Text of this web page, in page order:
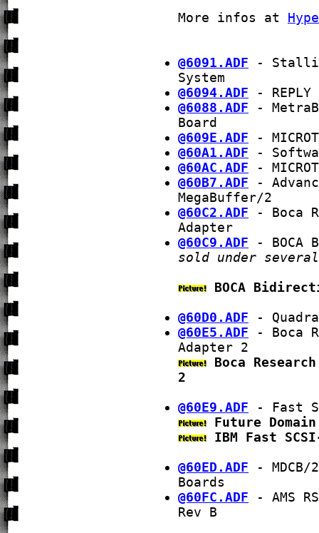
More infos at
@6091.ADF -
System
@6094.ADF -
@6088.ADF -
Board
@609E.ADF -
@60A1.ADF -
@60AC.ADF -
@60B7.ADF -
MegaBuffer/2
@60C2.ADF - Boca
Adapter
@60C9.ADF -
sold under
BOCA
@60D0.ADF -
@60E5.ADF - Boca
Adapter 2
Boca
2
@60E9.ADF - Fast
Future
IBM Fast
@60ED.ADF - MDCB/
Boards
@60FC.ADF - AMS
Rev B